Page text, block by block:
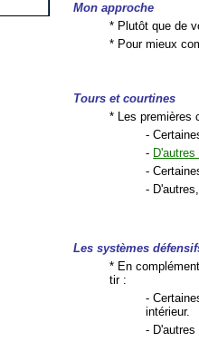
Mon approche
* Plutôt que de
* Pour mieux
Tours et courtines
* Les premières
-
-
-
-
Les systèmes
* En
tir :
-
intérieur.
-